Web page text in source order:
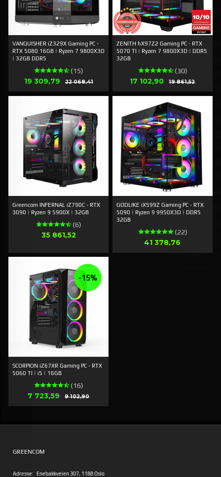
VANQUISHER iZ329X Gaming PC -
RTX 5080 16GB | Ryzen 7 9800X3D
| 32GB DDR5
(15)
Tilbud
19 309,79 22 068,41Rabat
ZENITH hX97Z2 Gaming PC - RTX
5070 TI | Ryzen 7 9800X3D | DDR5
32GB
(30)
Tilbud
17 102,90 19 861,52Rabat
Greencom INFERNAL iZ790C - RTX
3090 | Ryzen 9 5900X | 32GB
(6)
Pris
35 861,52
GODLIKE iX599Z Gaming PC - RTX
5090 | Ryzen 9 9950X3D | DDR5
32GB
(22)
Pris
41 378,76
SCORPION iZ67XR Gaming PC - RTX
5060 TI | i5 | 16GB
(16)
Tilbud
7 723,59 9 102,90Rabat
-15%
GREENCOM
Adresse: Enebakkveien 307, 1188 Oslo